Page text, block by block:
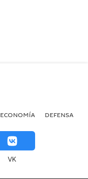
ECONOMÍA DEFENSA
VK